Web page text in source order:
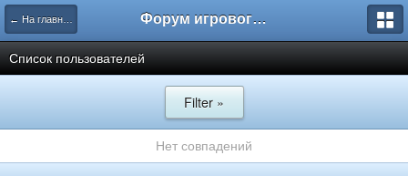
← На главную Форум игрового проекта Riverrise
Список пользователей
Filter »
Нет совпадений